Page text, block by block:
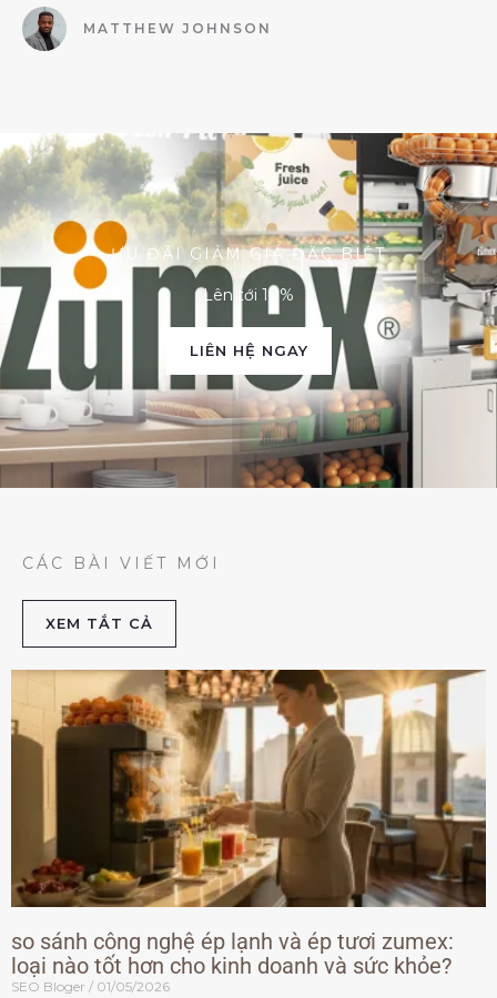
MATTHEW JOHNSON
ƯU ĐÃI GIẢM GIÁ ĐẶC BIỆT
Lên tới 10%
LIÊN HỆ NGAY
CÁC BÀI VIẾT MỚI
XEM TẮT CẢ
so sánh công nghệ ép lạnh và ép tươi zumex:
loại nào tốt hơn cho kinh doanh và sức khỏe?
SEO Bloger 01/05/2026